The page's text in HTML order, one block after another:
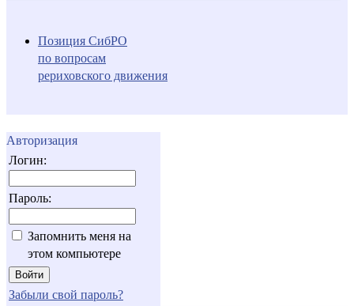
Позиция СибРО
по вопросам
рериховского движения
Авторизация
Логин:
Пароль:
Запомнить меня на
этом компьютере
Забыли свой пароль?